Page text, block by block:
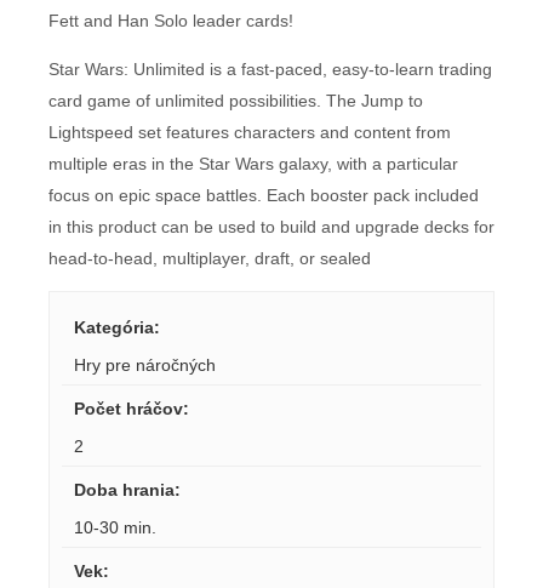
Fett and Han Solo leader cards!
Star Wars: Unlimited is a fast-paced, easy-to-learn trading
card game of unlimited possibilities. The Jump to
Lightspeed set features characters and content from
multiple eras in the Star Wars galaxy, with a particular
focus on epic space battles. Each booster pack included
in this product can be used to build and upgrade decks for
head-to-head, multiplayer, draft, or sealed
Kategória:
Hry pre náročných
Počet hráčov:
2
Doba hrania:
10-30 min.
Vek: